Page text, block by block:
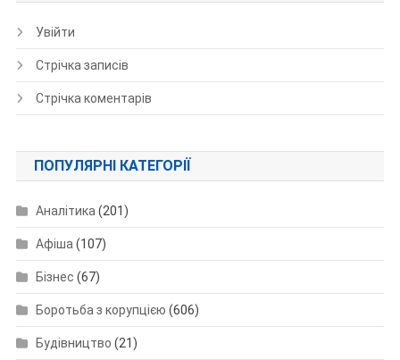
Увійти
Стрічка записів
Стрічка коментарів
ПОПУЛЯРНІ КАТЕГОРІЇ
Аналітика(201)
Афіша(107)
Бізнес (67)
Боротьба з корупцією (606)
Будівництво (21)